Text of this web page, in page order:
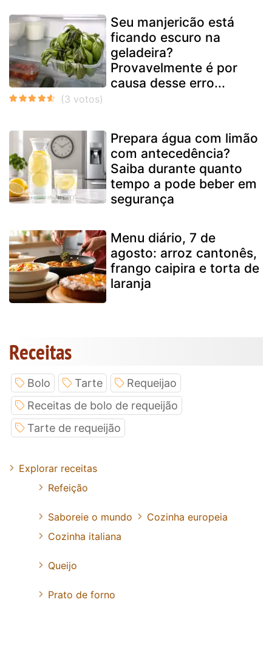
Seu manjericão está
ficando escuro na
geladeira?
Provavelmente é por
causa desse erro...
Prepara água com limão
com antecedência?
Saiba durante quanto
tempo a pode beber em
segurança
Menu diário, 7 de
agosto: arroz cantonês,
frango caipira e torta de
laranja
Receitas
Bolo Tarte
Requeijao
Receitas de bolo de requeijão
Tarte de requeijão
Explorar receitas
Refeição
Saboreie o mundo
Cozinha europeia
Cozinha italiana
Queijo
Prato de forno